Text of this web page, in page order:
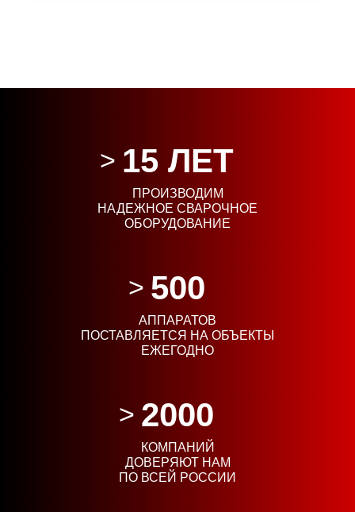
15 ЛЕТ
ПРОИЗВОДИМ
НАДЕЖНОЕ СВАРОЧНОЕ
ОБОРУДОВАНИЕ
500
АППАРАТОВ
ПОСТАВЛЯЕТСЯ НА ОБЪЕКТЫ
ЕЖЕГОДНО
2000
КОМПАНИЙ
ДОВЕРЯЮТ НАМ
ПО ВСЕЙ РОССИИ